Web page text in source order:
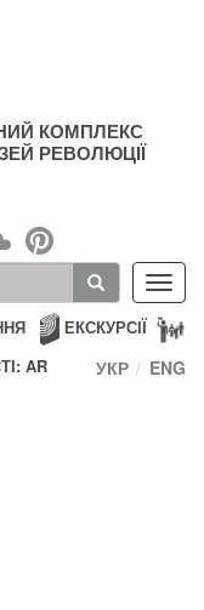
КОМПЛЕКС
РЕВОЛЮЦІЇ
ЕКСКУРСІЇ
AR
УКР ENG